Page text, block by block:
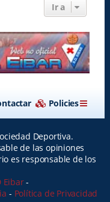
Ir a
Policies
Deportiva.
de las opiniones
es responsable de los
Eibar-
- Política de Privacidad